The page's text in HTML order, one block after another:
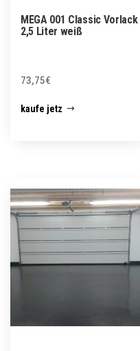
MEGA 001 Classic Vorlack
2,5 Liter weiß
73,75€
kaufe jetz